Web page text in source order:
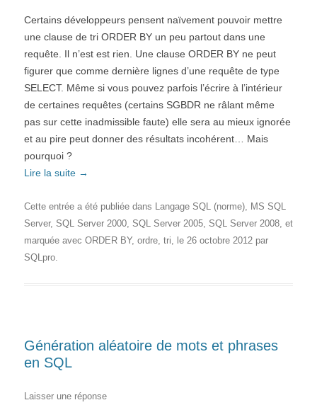
Certains développeurs pensent naïvement pouvoir mettre
une clause de tri ORDER BY un peu partout dans une
requête. Il n’est est rien. Une clause ORDER BY ne peut
figurer que comme dernière lignes d’une requête de type
SELECT. Même si vous pouvez parfois l’écrire à l’intérieur
de certaines requêtes (certains SGBDR ne râlant même
pas sur cette inadmissible faute) elle sera au mieux ignorée
et au pire peut donner des résultats incohérent… Mais
pourquoi ?
Lire la suite →
Cette entrée a été publiée dans Langage SQL (norme), MS SQL
Server, SQL Server 2000, SQL Server 2005, SQL Server 2008, et
marquée avec ORDER BY, ordre, tri, le 26 octobre 2012 par
SQLpro.
Génération aléatoire de mots et phrases
en SQL
Laisser une réponse